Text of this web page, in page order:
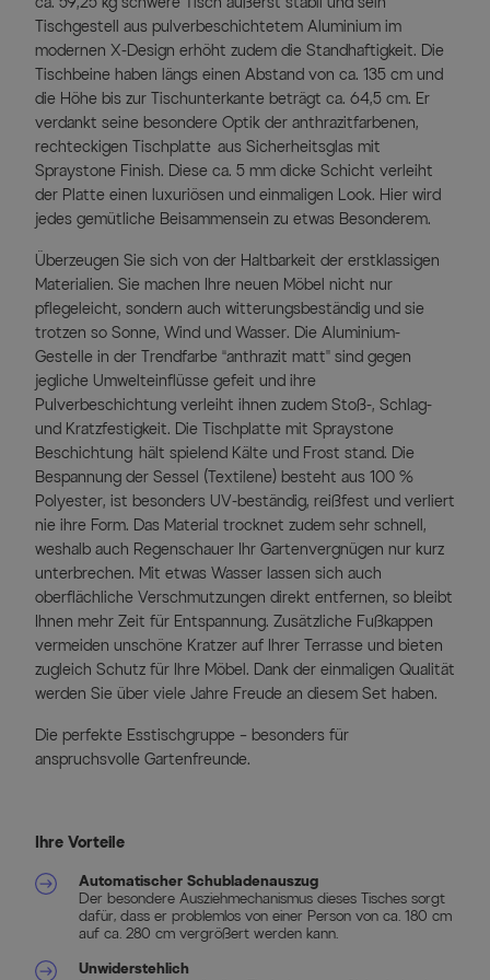
Tischgestell aus pulverbeschichtetem Aluminium im
modernen X-Design erhöht zudem die Standhaftigkeit. Die
Tischbeine haben längs einen Abstand von ca. 135 cm und
die Höhe bis zur Tischunterkante beträgt ca. 64,5 cm. Er
verdankt seine besondere Optik der anthrazitfarbenen,
rechteckigen Tischplatte aus Sicherheitsglas mit
Spraystone Finish. Diese ca. 5 mm dicke Schicht verleiht
der Platte einen luxuriösen und einmaligen Look. Hier wird
jedes gemütliche Beisammensein zu etwas Besonderem.
Überzeugen Sie sich von der Haltbarkeit der erstklassigen
Materialien. Sie machen Ihre neuen Möbel nicht nur
pflegeleicht, sondern auch witterungsbeständig und sie
trotzen so Sonne, Wind und Wasser. Die Aluminium-
Gestelle in der Trendfarbe “anthrazit matt” sind gegen
jegliche Umwelteinflüsse gefeit und ihre
Pulverbeschichtung verleiht ihnen zudem Stoß-, Schlag-
und Kratzfestigkeit. Die Tischplatte mit Spraystone
Beschichtung hält spielend Kälte und Frost stand. Die
Bespannung der Sessel (Textilene) besteht aus 100 %
Polyester, ist besonders UV-beständig, reißfest und verliert
nie ihre Form. Das Material trocknet zudem sehr schnell,
weshalb auch Regenschauer Ihr Gartenvergnügen nur kurz
unterbrechen. Mit etwas Wasser lassen sich auch
oberflächliche Verschmutzungen direkt entfernen, so bleibt
Ihnen mehr Zeit für Entspannung. Zusätzliche Fußkappen
vermeiden unschöne Kratzer auf Ihrer Terrasse und bieten
zugleich Schutz für Ihre Möbel. Dank der einmaligen Qualität
werden Sie über viele Jahre Freude an diesem Set haben.
Die perfekte Esstischgruppe – besonders für
anspruchsvolle Gartenfreunde.
Ihre Vorteile
Automatischer Schubladenauszug
Der besondere Ausziehmechanismus dieses Tisches sorgt
dafür, dass er problemlos von einer Person von ca. 180 cm
auf ca. 280 cm vergrößert werden kann.
Unwiderstehlich